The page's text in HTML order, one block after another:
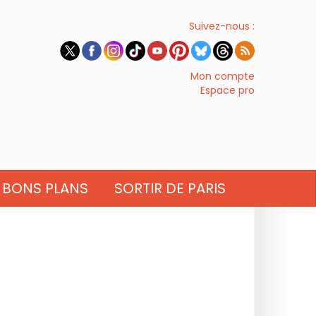
Suivez-nous :
Mon compte
Espace pro
BONS PLANS SORTIR DE PARIS